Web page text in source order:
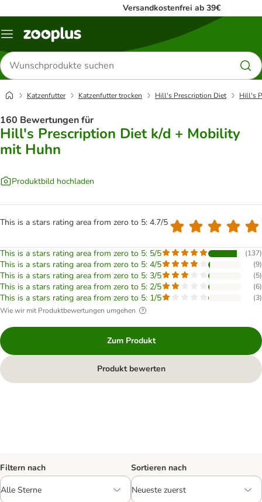
Versandkostenfrei ab 39€
Menü
Produkte
suchen
Katzenfutter Katzenfutter trocken Hill's Prescription Diet Hill's
160 Bewertungen für
Hill's Prescription Diet k/d + Mobility
mit Huhn
Produktbild hochladen
This is a stars rating area from zero to 5: 4.7/5
This is a stars rating area from zero to 5: 5/5 (137)
This is a stars rating area from zero to 5: 4/5 (9)
This is a stars rating area from zero to 5: 3/5 (5)
This is a stars rating area from zero to 5: 2/5 (6)
This is a stars rating area from zero to 5: 1/5 (3)
Wie wir mit Produktbewertungen umgehen
Zum Produkt
Produkt bewerten
Filtern nach Sortieren nach